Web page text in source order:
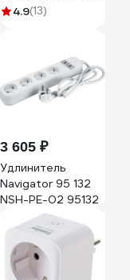
Roximo
4.9(13)
3 605 ₽
Удлинитель
Navigator 95 132
NSH-PE-02 95132